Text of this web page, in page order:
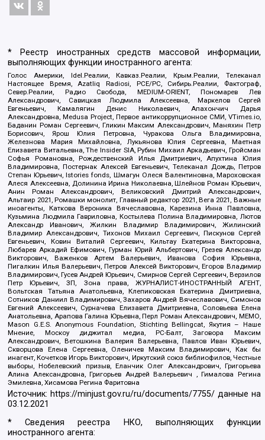
* Реестр иностранных средств массовой информации,
выполняющих функции иностранного агента:
Голос Америки, Idel.Реалии, Кавказ.Реалии, Крым.Реалии, Телеканал
Настоящее Время, Azatliq Radiosi, PCE/PC, Сибирь.Реалии, Фактограф,
Север.Реалии, Радио Свобода, MEDIUM-ORIENT, Пономарев Лев
Александрович, Савицкая Людмила Алексеевна, Маркелов Сергей
Евгеньевич, Камалягин Денис Николаевич, Апахончич Дарья
Александровна, Medusa Project, Первое антикоррупционное СМИ, VTimes.io,
Баданин Роман Сергеевич, Гликин Максим Александрович, Маняхин Петр
Борисович, Ярош Юлия Петровна, Чуракова Ольга Владимировна,
Железнова Мария Михайловна, Лукьянова Юлия Сергеевна, Маетная
Елизавета Витальевна, The Insider SIA, Рубин Михаил Аркадьевич, Гройсман
Софья Романовна, Рождественский Илья Дмитриевич, Апухтина Юлия
Владимировна, Постернак Алексей Евгеньевич, Телеканал Дождь, Петров
Степан Юрьевич, Istories fonds, Шмагун Олеся Валентиновна, Мароховская
Алеся Алексеевна, Долинина Ирина Николаевна, Шлейнов Роман Юрьевич,
Анин Роман Александрович, Великовский Дмитрий Александрович,
Альтаир 2021, Ромашки монолит, Главный редактор 2021, Вега 2021, Важные
иноагенты, Каткова Вероника Вячеславовна, Карезина Инна Павловна,
Кузьмина Людмила Гавриловна, Костылева Полина Владимировна, Лютов
Александр Иванович, Жилкин Владимир Владимирович, Жилинский
Владимир Александрович, Тихонов Михаил Сергеевич, Пискунов Сергей
Евгеньевич, Ковин Виталий Сергеевич, Кильтау Екатерина Викторовна,
Любарев Аркадий Ефимович, Гурман Юрий Альбертович, Грезев Александр
Викторович, Важенков Артем Валерьевич, Иванова София Юрьевна,
Пигалкин Илья Валерьевич, Петров Алексей Викторович, Егоров Владимир
Владимирович, Гусев Андрей Юрьевич, Смирнов Сергей Сергеевич, Верзилов
Петр Юрьевич, ЗП, Зона права, ЖУРНАЛИСТ-ИНОСТРАННЫЙ АГЕНТ,
Вольтская Татьяна Анатольевна, Клепиковская Екатерина Дмитриевна,
Сотников Даниил Владимирович, Захаров Андрей Вячеславович, Симонов
Евгений Алексеевич, Сурначева Елизавета Дмитриевна, Соловьева Елена
Анатольевна, Арапова Галина Юрьевна, Перл Роман Александрович, МЕМО,
Mason G.E.S. Anonymous Foundation, Stichting Bellingcat, Якутия – Наше
Мнение, Москоу диджитал медиа, РС-Балт, Заговора Максим
Александрович, Ветошкина Валерия Валерьевна, Павлов Иван Юрьевич,
Скворцова Елена Сергеевна, Оленичев Максим Владимирович, Как бы
инагент, Кочетков Игорь Викторович, Иркутский союз библиофилов, Честные
выборы, Нобелевский призыв, Еланчик Олег Александрович, Григорьева
Алина Александровна, Григорьев Андрей Валерьевич , Гималова Регина
Эмилевна, Хисамова Регина Фаритовна
Источник: https://minjust.gov.ru/ru/documents/7755/ данные на
03.12.2021
* Сведения реестра НКО, выполняющих функции
иностранного агента: